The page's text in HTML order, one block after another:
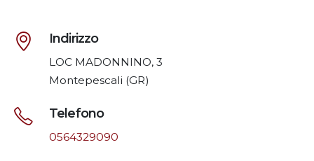
Indirizzo
LOC MADONNINO, 3
Montepescali (GR)
Telefono
0564329090